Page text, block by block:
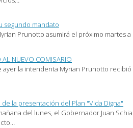
segundo mandato
Prunotto asumirá el próximo martes
AL NUEVO COMISARIO
ayer la intendenta Myrian Prunotto recibió
la presentación del Plan "Vida Digna"
del lunes, el Gobernador Juan